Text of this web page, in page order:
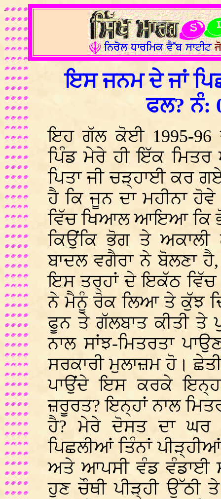
.
ਇਸ ਜਨਮ ਦੇ ਜਾਂ
ਫਲ? ਨੰ:
ਇਹ ਗੱਲ ਕੋਈ 1995-96
ਪਿੰਡ ਮੇਰੇ ਹੀ ਇੱਕ
ਪਿਤਾ ਜੀ ਚੜ੍ਹਾਈ ਕਰ
ਹੈ ਕਿ ਜੂਨ ਦਾ ਮਹੀਨਾ
ਵਿੱਚ ਖਿਆਲ ਆਇਆ ਕਿ
ਕਿਉਂਕਿ ਭੋਗ ਤੇ ਅਕਾਲੀ
ਬਾਦਲ ਵਗੈਰਾ ਨੇ ਬੋਲਣਾ
ਇਸ ਤਰ੍ਹਾਂ ਦੇ ਇਕੱਠ ਵਿੱਚ
ਨੇ ਮੈਨੂੰ ਰੋਕ ਲਿਆ ਤੇ ਕੁੱਝ
ਫੂਨ ਤੇ ਗੱਲਬਾਤ ਕੀਤੀ ਤੇ
ਨਾਲ ਸਾਂਝ-ਮਿਤਰਤਾ
ਸਰਕਾਰੀ ਮੁਲਾਜ਼ਮ ਹੋ।
ਪਾਉਂਦੇ ਇਸ ਕਰਕੇ
ਜ਼ਰੂਰਤ? ਇਨ੍ਹਾਂ ਨਾਲ
ਹੈ? ਮੇਰੇ ਦੋਸਤ ਦਾ ਘਰ
ਪਿਛਲੀਆਂ ਤਿੰਨਾਂ
ਅਤੇ ਆਪਸੀ ਵੰਡ ਵੰਡਾਈ
ਹੁਣ ਚੌਥੀ ਪੀੜ੍ਹੀ ਉੱਠੀ